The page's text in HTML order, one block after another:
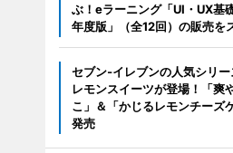
ぶ！eラーニング「UI・UX基
年度版」（全12回）の販売を
セブン‐イレブンの人気シリ
レモンスイーツが登場！「爽
こ」＆「かじるレモンチーズ
発売